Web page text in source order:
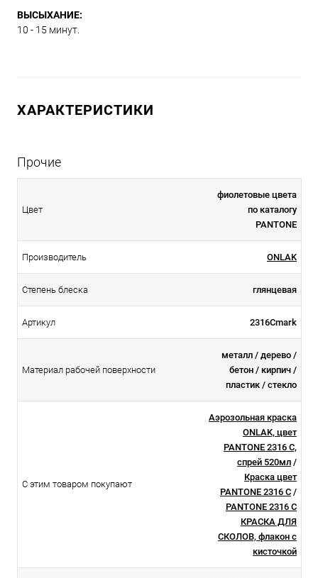
ВЫСЫХАНИЕ:
10 - 15 минут.
ХАРАКТЕРИСТИКИ
Прочие
Цвет
фиолетовые цвета
по каталогу
PANTONE
Производитель ONLAK
Степень блеска глянцевая
Артикул 2316Cmark
Материал рабочей поверхности
металл / дерево /
бетон / кирпич /
пластик / стекло
С этим товаром покупают
Аэрозольная краска
ONLAK, цвет
PANTONE 2316 C,
спрей 520мл /
Краска цвет
PANTONE 2316 C /
PANTONE 2316 C
КРАСКА ДЛЯ
СКОЛОВ, флакон с
кисточкой